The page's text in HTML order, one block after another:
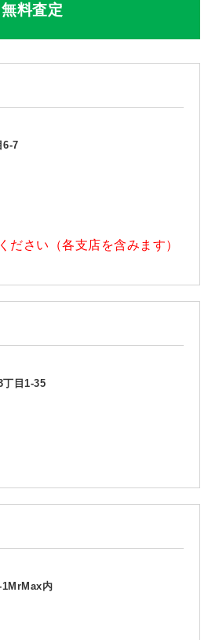
無料査定
6-7
ださい（各支店を含みます）
丁目1-35
1MrMax内